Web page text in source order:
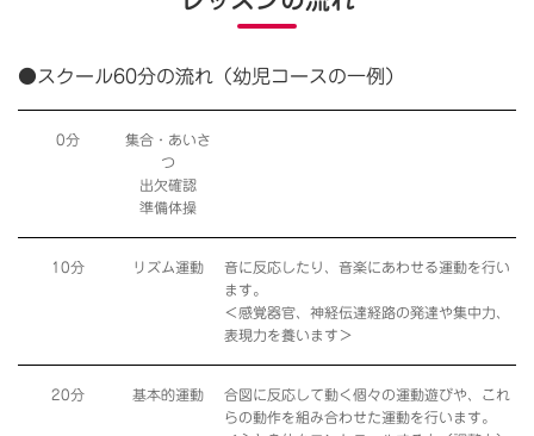
●スクール60分の流れ（幼児コースの一例）
0分
集合・あいさ
つ
出欠確認
準備体操
10分 リズム運動
音に反応したり、音楽にあわせる運動を行い
ます。
＜感覚器官、神経伝達経路の発達や集中力、
表現力を養います＞
20分 基本的運動
合図に反応して動く個々の運動遊びや、これ
らの動作を組み合わせた運動を行います。